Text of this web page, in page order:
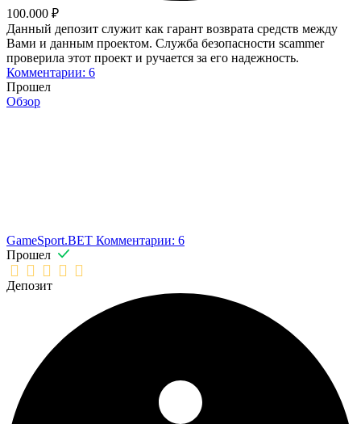
100.000 ₽
Данный депозит служит как гарант возврата средств между
Вами и данным проектом. Служба безопасности scammer
проверила этот проект и ручается за его надежность.
Комментарии: 6
Прошел
Обзор
GameSport.BET Комментарии: 6
Прошел
Депозит